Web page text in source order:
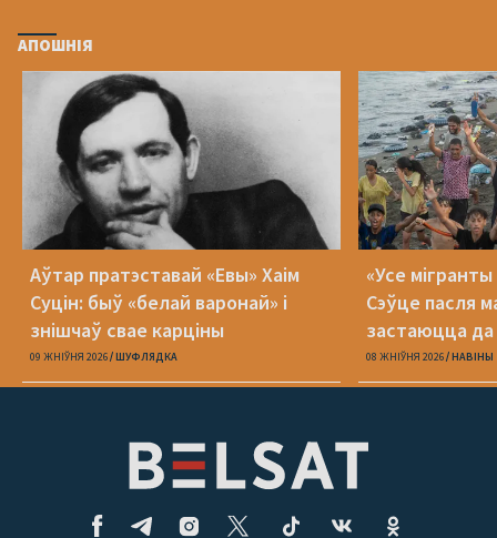
АПОШНІЯ
Аўтар пратэставай «Евы» Хаім
Суцін: быў «белай варонай» і
знішчаў свае карціны
09 ЖНІЎНЯ 2026 ШУФЛЯДКА
«Усе
Сэўце пасля
застаюцца да
08 ЖНІЎНЯ 2026 НАВІНЫ